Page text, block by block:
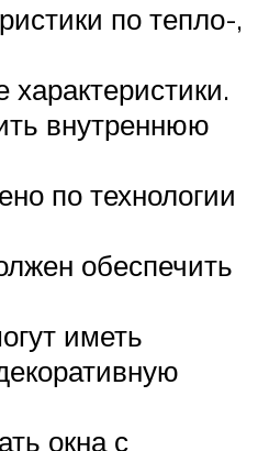
по тепло-,
внутреннюю
по технологии
обеспечить
иметь
окна с